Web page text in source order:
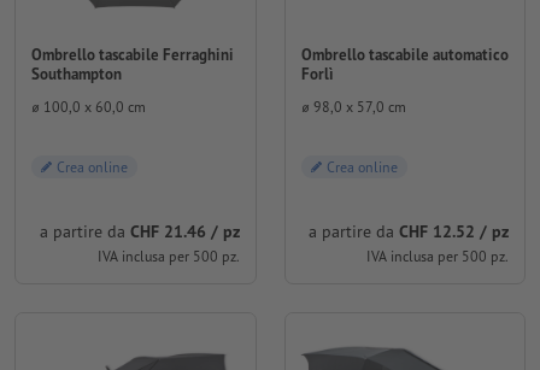
Ombrello tascabile Ferraghini
Southampton
⌀ 100,0 x 60,0 cm
Crea online
a partire da CHF 21.46 / pz
IVA inclusa per 500 pz.
Ombrello tascabile automatico
Forlì
⌀ 98,0 x 57,0 cm
Crea online
a partire da CHF 12.52 / pz
IVA inclusa per 500 pz.